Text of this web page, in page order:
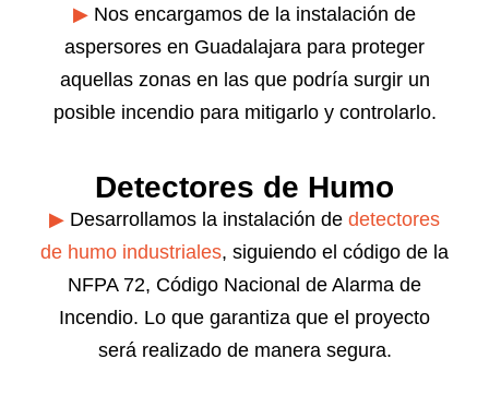
▶ Nos encargamos de la instalación de
aspersores en Guadalajara para proteger
aquellas zonas en las que podría surgir un
posible incendio para mitigarlo y controlarlo.
Detectores de Humo
▶ Desarrollamos la instalación de detectores
de humo industriales, siguiendo el código de la
NFPA 72, Código Nacional de Alarma de
Incendio. Lo que garantiza que el proyecto
será realizado de manera segura.